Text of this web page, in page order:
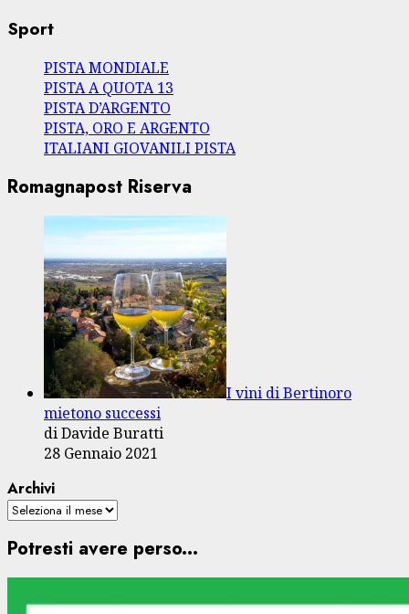
Sport
PISTA MONDIALE
PISTA A QUOTA 13
PISTA D’ARGENTO
PISTA, ORO E ARGENTO
ITALIANI GIOVANILI PISTA
Romagnapost Riserva
I vini di Bertinoro
mietono successi
di Davide Buratti
28 Gennaio 2021
Archivi
Potresti avere perso...